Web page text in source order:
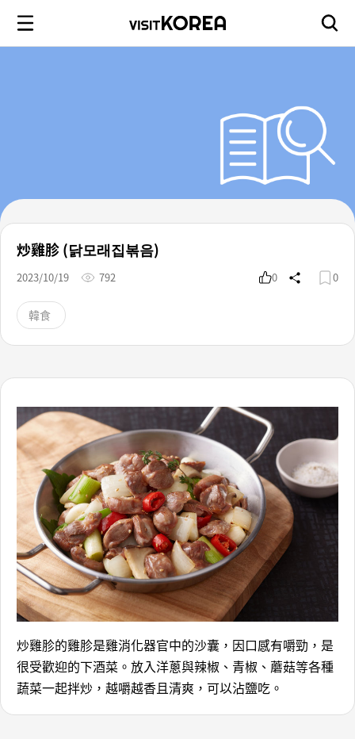
炒雞胗 (닭모래집볶음)
2023/10/19 792 0 0
韓食
炒雞胗的雞胗是雞消化器官中的沙囊，因口感有嚼勁，是
很受歡迎的下酒菜。放入洋蔥與辣椒、青椒、蘑菇等各種
蔬菜一起拌炒，越嚼越香且清爽，可以沾鹽吃。